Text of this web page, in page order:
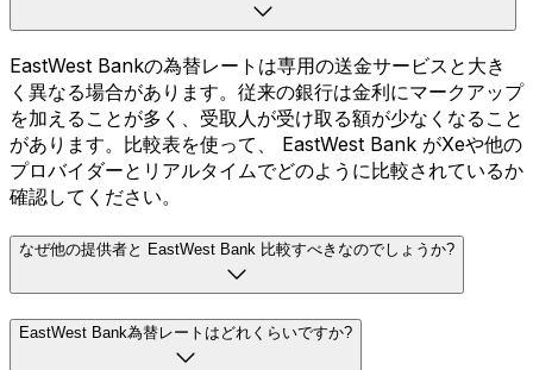
EastWest Bankの為替レートは専用の送金サービスと大き
く異なる場合があります。従来の銀行は金利にマークアップ
を加えることが多く、受取人が受け取る額が少なくなること
があります。比較表を使って、 EastWest Bank がXeや他の
プロバイダーとリアルタイムでどのように比較されているか
確認してください。
なぜ他の提供者と EastWest Bank 比較すべきなのでしょうか?
EastWest Bank為替レートはどれくらいですか?